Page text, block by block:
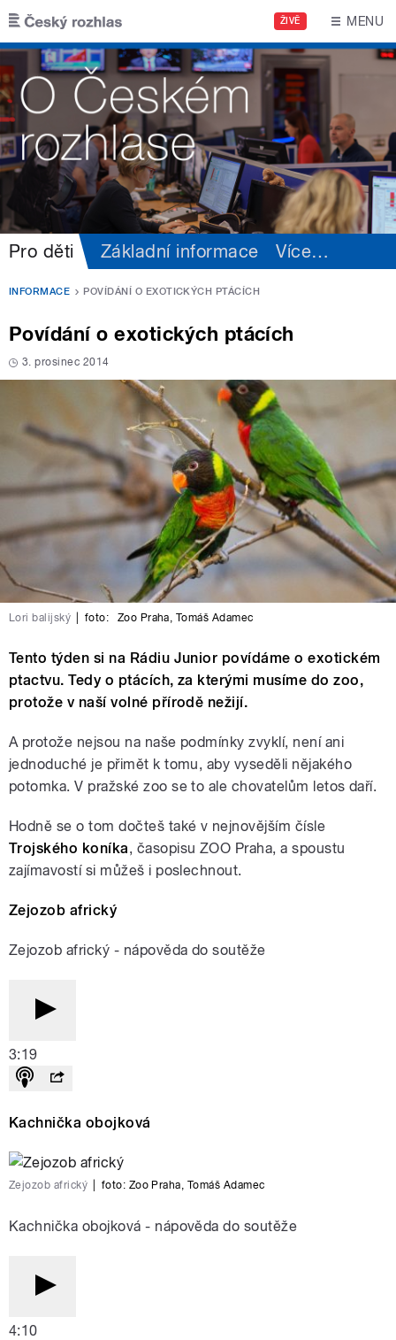
Přejít k hlavnímu obsahu
ŽIVĚ MENU
Pro děti Základní informace Více…
INFORMACE POVÍDÁNÍ O EXOTICKÝCH PTÁCÍCH
Povídání o exotických ptácích
3. prosinec 2014
Lori balijský foto: Zoo Praha, Tomáš Adamec
Tento týden si na Rádiu Junior povídáme o exotickém
ptactvu. Tedy o ptácích, za kterými musíme do zoo,
protože v naší volné přírodě nežijí.
A protože nejsou na naše podmínky zvyklí, není ani
jednoduché je přimět k tomu, aby vyseděli nějakého
potomka. V pražské zoo se to ale chovatelům letos daří.
Hodně se o tom dočteš také v nejnovějším čísle
Trojského koníka, časopisu ZOO Praha, a spoustu
zajímavostí si můžeš i poslechnout.
Zejozob africký
Zejozob africký - nápověda do soutěže
3:19
Kachnička obojková
Zejozob africký foto: Zoo Praha, Tomáš Adamec
Kachnička obojková - nápověda do soutěže
4:10